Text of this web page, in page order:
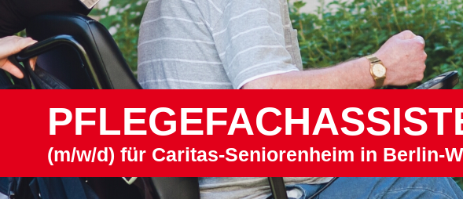
(m/w/d) für Caritas-Seniorenheim in Berlin-